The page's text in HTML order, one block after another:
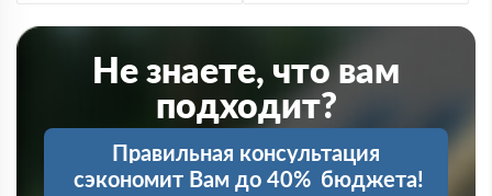
Не знаете, что вам
подходит?
Правильная консультация
сэкономит Вам до 40% бюджета!